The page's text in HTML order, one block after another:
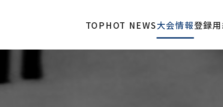
TOP HOT NEWS大会情報登録